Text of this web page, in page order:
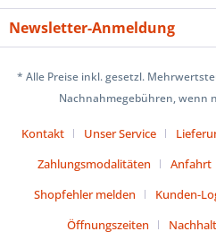
Newsletter-Anmeldung
* Alle Preise inkl. gesetzl.
Nachnahmegebühren, wenn
Kontakt Unser Service
Zahlungsmodalitäten
Anfahrt
Shopfehler melden
Kunden-
Öffnungszeiten